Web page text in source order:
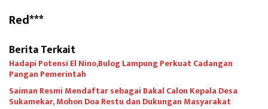
Red***
Berita Terkait
Hadapi Potensi El Nino,Bulog Lampung Perkuat Cadangan
Pangan Pemerintah
Saiman Resmi Mendaftar sebagai Bakal Calon Kepala Desa
Sukamekar, Mohon Doa Restu dan Dukungan Masyarakat